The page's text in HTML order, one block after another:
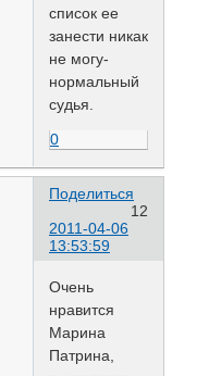
список ее
занести никак
не могу-
нормальный
судья.
0
Поделиться
12
2011-04-06
13:53:59
Очень
нравится
Марина
Патрина,